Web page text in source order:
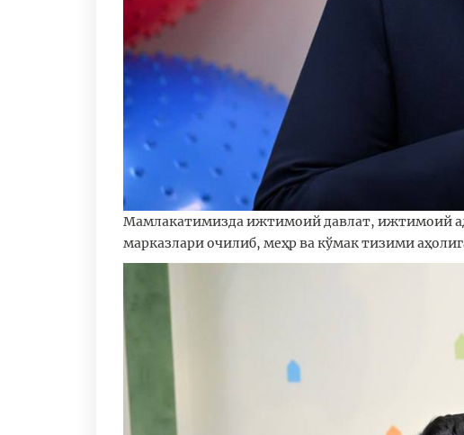
Мамлакатимизда ижтимоий давлат, ижтимоий
марказлари очилиб, меҳр ва кўмак тизими